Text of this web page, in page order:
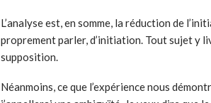
L’analyse est, en somme, la réduction de
proprement parler, d’initiation. Tout sujet y
supposition.
Néanmoins, ce que l’expérience nous